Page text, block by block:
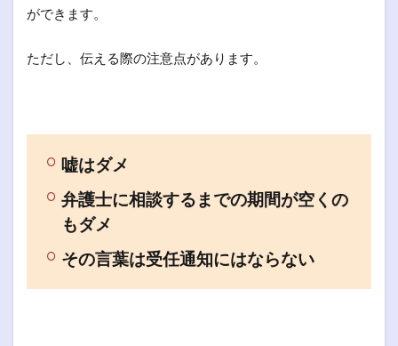
ができます。
ただし、伝える際の注意点があります。
嘘はダメ
弁護士に相談するまでの期間が空くの
もダメ
その言葉は受任通知にはならない